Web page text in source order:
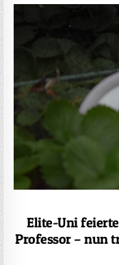
Elite-Uni
Professor – nun